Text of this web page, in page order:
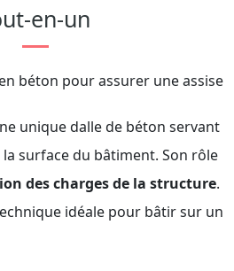
en-un
unique dalle de béton servant
surface du bâtiment. Son rôle
des charges de la structure.
idéale pour bâtir sur un